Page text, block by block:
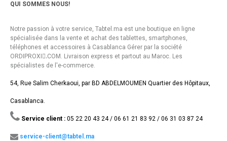
QUI SOMMES NOUS!
Notre passion à votre service, Tabtel.ma est une boutique en ligne
spécialisée dans la vente et achat des tablettes, smartphones,
téléphones et accessoires à Casablanca Gérer par la société
ORDIPROXI.ِCOM. Livraison express et partout au Maroc. Les
spécialistes de l'e-commerce.
54, Rue Salim Cherkaoui, par BD ABDELMOUMEN Quartier des Hôpitaux,
Casablanca.
Service client : 05 22 20 43 24 / 06 61 21 83 92 / 06 31 03 87 24
service-client@tabtel.ma